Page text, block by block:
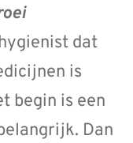
dat
is
begin is een
Dan